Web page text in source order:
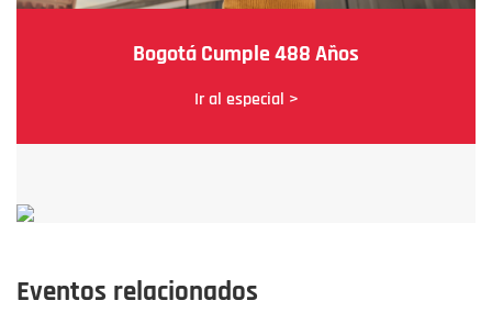
Bogotá Cumple 488 Años
Ir al especial >
Eventos relacionados